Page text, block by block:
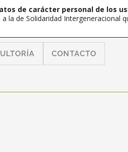
CONTACTO
de carácter personal de los
la de Solidaridad Intergeneracional